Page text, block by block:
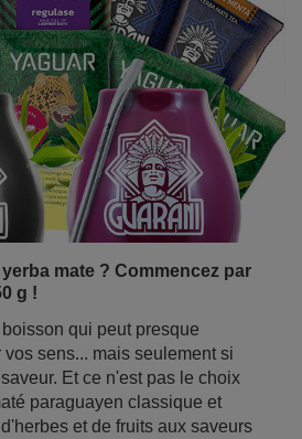
yerba mate ? Commencez par
g !
qui peut presque
vos sens... mais seulement si
Et ce n'est pas le choix
paraguayen classique et
par les variétés brésiliennes
Mais comment s'y
dans l'aventure du maté ?
échantillons de yerba mate
50 g. Ils sont parfaits pour
types de yerba mate et
variante préférée.